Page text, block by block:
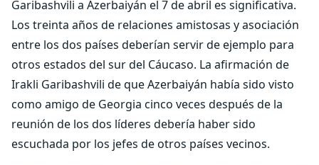
Garibashvili a Azerbaiyán el 7 de abril es significativa.
Los treinta años de relaciones amistosas y asociación
entre los dos países deberían servir de ejemplo para
otros estados del sur del Cáucaso. La afirmación de
Irakli Garibashvili de que Azerbaiyán había sido visto
como amigo de Georgia cinco veces después de la
reunión de los dos líderes debería haber sido
escuchada por los jefes de otros países vecinos.